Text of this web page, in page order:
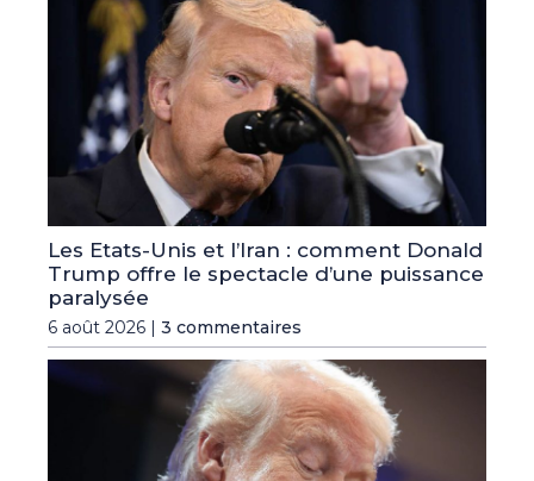
Les Etats-Unis et l’Iran : comment Donald
Trump offre le spectacle d’une puissance
paralysée
6 août 2026 | 3 commentaires